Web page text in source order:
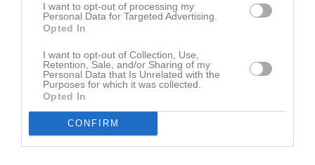
I want to opt-out of processing my
Personal Data for Targeted Advertising.
Opted In
I want to opt-out of Collection, Use,
Retention, Sale, and/or Sharing of my
Personal Data that Is Unrelated with the
Purposes for which it was collected.
Opted In
CONFIRM
Serier